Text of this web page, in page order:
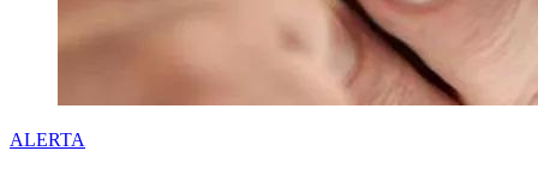
ALERTA